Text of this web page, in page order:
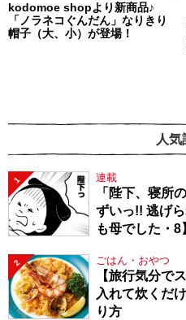
kodomoe shopより新商品♪
「ノラネコぐんだん」なりきり
帽子（大、小）が登場！
人気
1 連載
「陛下、寝所
ずいっ!! 逃げ
も母でした・8
2 ごはん・おやつ
【旅行気分で
入れて炊くだ
り方